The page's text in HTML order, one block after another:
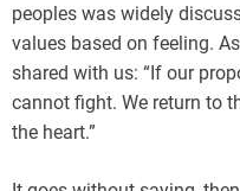
peoples was widely
values based on feeling.
shared with us: “If our
cannot fight. We return to
the heart.”